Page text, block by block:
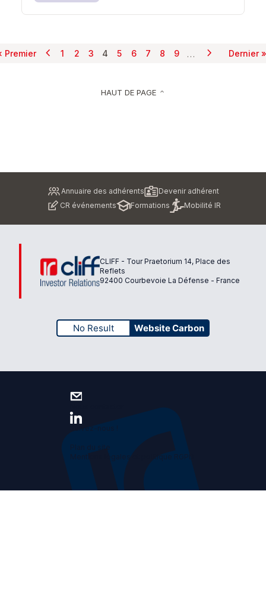
Pagination
Première page
Premier Page précédente
chevron_left Page
1
Page
2
Page
3
Page courante
4
Page
5
Page
6
Page
7
Page
8
Page
9 … Page
chevron_right Dernier »
HAUT DE PAGE keyboard_arrow_up
Annuaire des adhérents
Devenir adhérent
CR événements
Formations Mobilité IR
CLIFF - Tour Praetorium 14, Place des
Reflets
92400 Courbevoie La Défense - France
No Result Website Carbon